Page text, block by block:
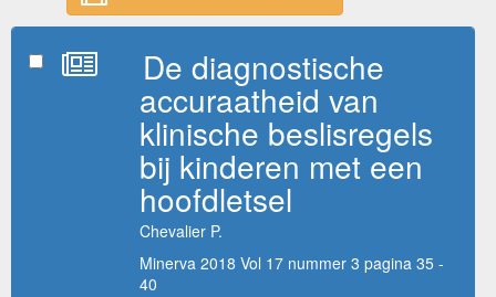
De diagnostische
accuraatheid van
klinische beslisregels
bij kinderen met een
hoofdletsel
Chevalier P.
Minerva 2018 Vol 17 nummer 3 pagina 35 -
40